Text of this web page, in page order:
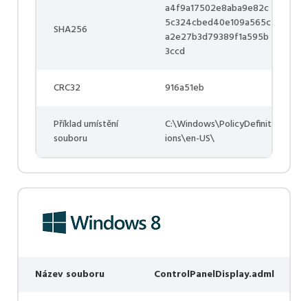
SHA256
a4f9a17502e8aba9e82c
5c324cbed40e109a565c
a2e27b3d79389f1a595b
3ccd
CRC32 916a51eb
Příklad umístění
souboru
C:\Windows\PolicyDefinit
ions\en-US\
Název souboru ControlPanelDisplay.adml